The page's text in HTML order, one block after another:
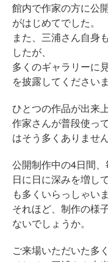
館内で作家の方に公
がはじめてでした。
また、三浦さん自身
したが、
多くのギャラリーに
を披露してくださいま
ひとつの作品が出来
作家さんが普段使っ
はそう多くありません
公開制作中の4日間
日に日に深みを増し
も多くいらっしゃいま
それほど、制作の様
ないでしょうか。
ご来場いただいた多